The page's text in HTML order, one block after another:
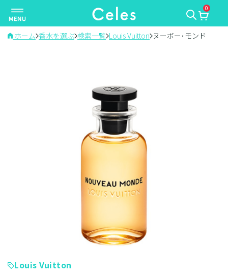
ナ
ビ
ゲ
0
ホーム 香水を選ぶ 検索一覧 Louis Vuitton ヌーボー･モンド
Louis Vuitton